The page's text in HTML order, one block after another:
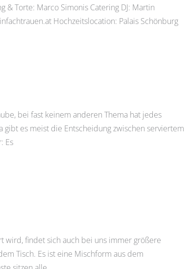
& Torte: Marco Simonis Catering DJ: Martin
Hochzeitslocation: Palais Schönburg
bei fast keinem anderen Thema hat jedes
gibt es meist die Entscheidung zwischen serviertem
Es
wird, findet sich auch bei uns immer größere
Tisch. Es ist eine Mischform aus dem